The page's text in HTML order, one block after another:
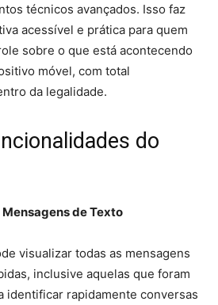
técnicos avançados. Isso faz
acessível e prática para quem
sobre o que está acontecendo
móvel, com total
da legalidade.
do
de Texto
visualizar todas as mensagens
inclusive aquelas que foram
identificar rapidamente conversas